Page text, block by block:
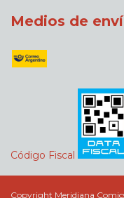
Medios de
Código Fiscal
Copyright Meridiana